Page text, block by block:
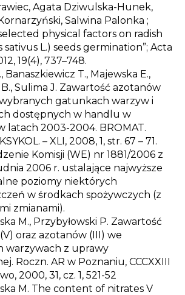
Agata Dziwulska-Hunek,
Salwina Palonka ;
physical factors on radish
sativus L.) seeds germination”; Acta
19(4), 737–748.
Banaszkiewicz T., Majewska E.,
B., Sulima J. Zawartość azotanów
wybranych gatunkach warzyw i
dostępnych w handlu w
latach 2003-2004. BROMAT.
– XLI, 2008, 1, str. 67 – 71.
Komisji (WE) nr 1881/2006 z
2006 r. ustalające najwyższe
poziomy niektórych
w środkach spożywczych (z
zmianami).
M., Przybyłowski P. Zawartość
oraz azotanów (III) we
warzywach z uprawy
Roczn. AR w Poznaniu, CCCXXIII
2000, 31, cz. 1, 521-52
M. The content of nitrates V